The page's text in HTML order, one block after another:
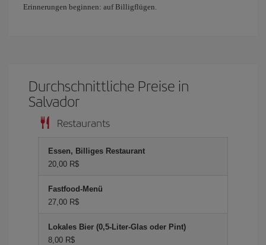
Erinnerungen beginnen: auf Billigflügen.
Durchschnittliche Preise in
Salvador
Restaurants
Essen, Billiges Restaurant
20,00 R$
Fastfood-Menü
27,00 R$
Lokales Bier (0,5-Liter-Glas oder Pint)
8,00 R$